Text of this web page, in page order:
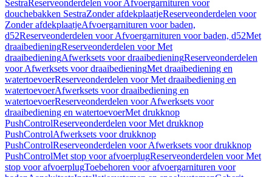
SestraReserveonderdelen voor Afvoergarnituren voor
douchebakken SestraZonder afdekplaatjeReserveonderdelen voor
Zonder afdekplaatjeAfvoergarnituren voor baden,
d52Reserveonderdelen voor Afvoergarnituren voor baden, d52Met
draaibedieningReserveonderdelen voor Met
draaibedieningAfwerksets voor draaibedieningReserveonderdelen
voor Afwerksets voor draaibedieningMet draaibediening en
watertoevoerReserveonderdelen voor Met draaibediening en
watertoevoerAfwerksets voor draaibediening en
watertoevoerReserveonderdelen voor Afwerksets voor
draaibediening en watertoevoerMet drukknop
PushControlReserveonderdelen voor Met drukknop
PushControlAfwerksets voor drukknop
PushControlReserveonderdelen voor Afwerksets voor drukknop
PushControlMet stop voor afvoerplugReserveonderdelen voor Met
stop voor afvoerplugToebehoren voor afvoergarnituren voor